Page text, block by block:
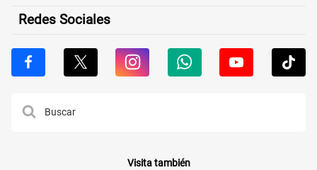
Redes Sociales
Visita también